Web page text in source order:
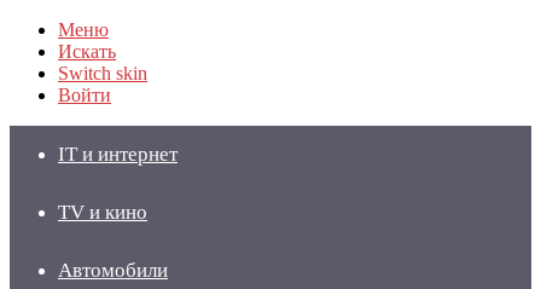
Меню
Искать
Switch skin
Войти
IT и интернет
TV и кино
Автомобили